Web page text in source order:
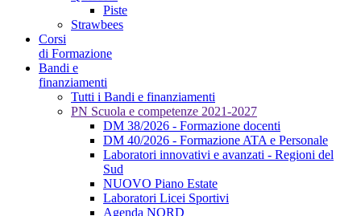
Piste
Strawbees
Corsi
di Formazione
Bandi e
finanziamenti
Tutti i Bandi e finanziamenti
PN Scuola e competenze 2021-2027
DM 38/2026 - Formazione docenti
DM 40/2026 - Formazione ATA e Personale
Laboratori innovativi e avanzati - Regioni del
Sud
NUOVO Piano Estate
Laboratori Licei Sportivi
Agenda NORD